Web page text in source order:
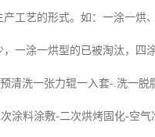
工艺的形式。如：一涂一烘
一涂一烘型的已被淘汰，四
清洗一张力辊一入套-.洗一脱
涂料涂敷-二次烘烤固化-空